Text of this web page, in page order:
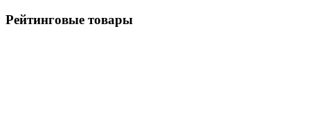
Рейтинговые товары